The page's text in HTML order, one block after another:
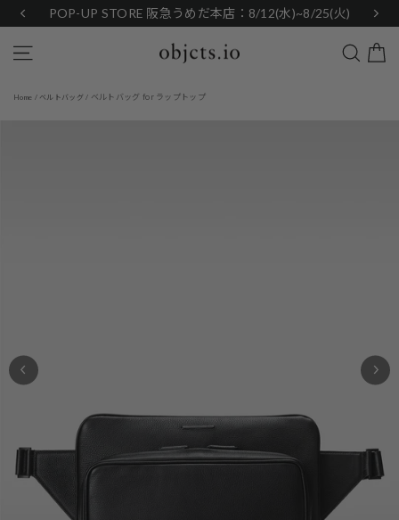
content
POP-UP STORE 阪急うめだ本店：8/12(水)~8/25(火)
Search
Home / ベルトバッグ / ベルトバッグ for ラップトップ